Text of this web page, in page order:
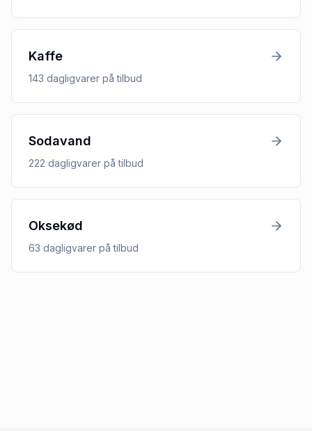
Kaffe
143 dagligvarer på tilbud
Sodavand
222 dagligvarer på tilbud
Oksekød
63 dagligvarer på tilbud